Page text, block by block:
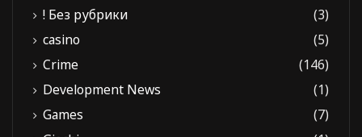
! Без рубрики
(3)
casino
(5)
Crime
(146)
Development News
(1)
Games
(7)